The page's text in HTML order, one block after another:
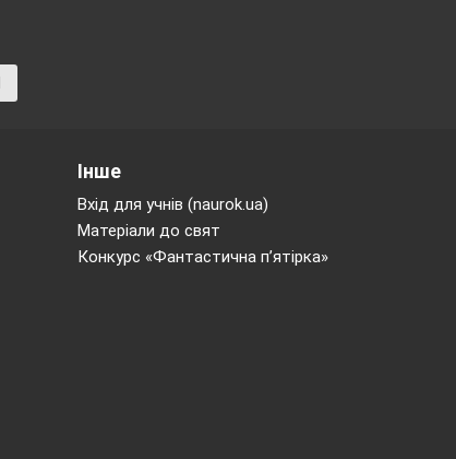
Інше
Вхід для учнів (naurok.ua)
Матеріали до свят
Конкурс «Фантастична п’ятірка»